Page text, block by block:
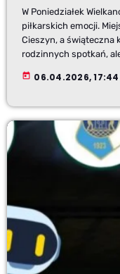
W Poniedziałek
piłkarskich emocji.
Cieszyn, a świąteczna
rodzinnych spotkań,
today 06.04.2026, 17:44